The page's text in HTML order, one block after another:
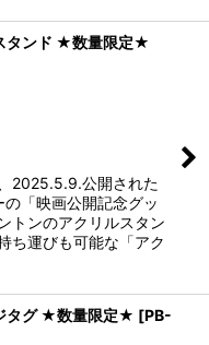
タンド ★数量限定★
2025.5.9.公開された
「映画公開記念グッ
トンのアクリルスタン
ち運びも可能な「アク
タグ ★数量限定★ [PB-